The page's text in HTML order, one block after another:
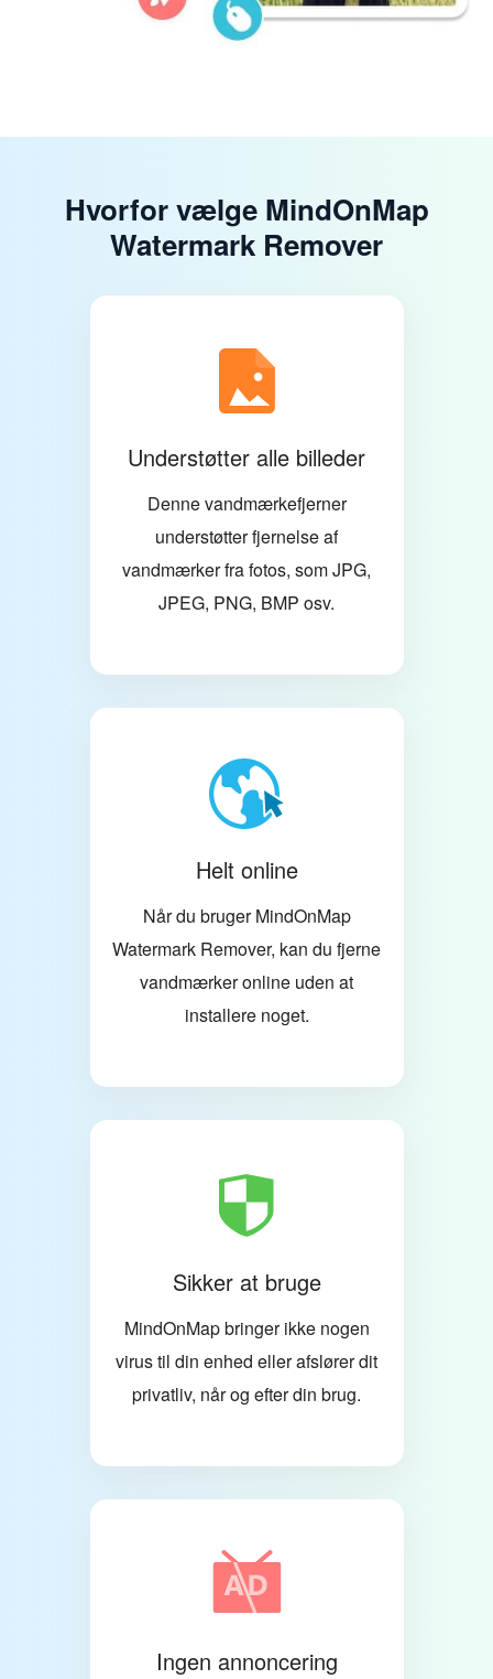
Hvorfor vælge MindOnMap
Watermark Remover
Understøtter alle billeder
Denne vandmærkefjerner
understøtter fjernelse af
vandmærker fra fotos, som JPG,
JPEG, PNG, BMP osv.
Helt online
Når du bruger MindOnMap
Watermark Remover, kan du fjerne
vandmærker online uden at
installere noget.
Sikker at bruge
MindOnMap bringer ikke nogen
virus til din enhed eller afslører dit
privatliv, når og efter din brug.
Ingen annoncering